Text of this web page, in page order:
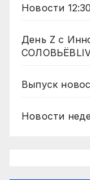
Новости
День Z с
Выпуск
Новости